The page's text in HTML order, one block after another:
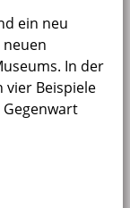
ein neu
In der
vier Beispiele